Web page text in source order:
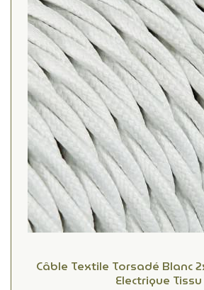
Câble Textile Torsadé Blanc
Electrique Tissu